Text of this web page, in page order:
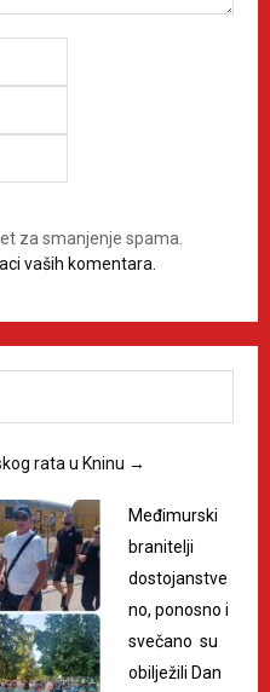
za smanjenje spama.
vaših komentara.
rata u Kninu →
Međimurski
branitelji
dostojanstve
no, ponosno i
svečano su
obilježili Dan